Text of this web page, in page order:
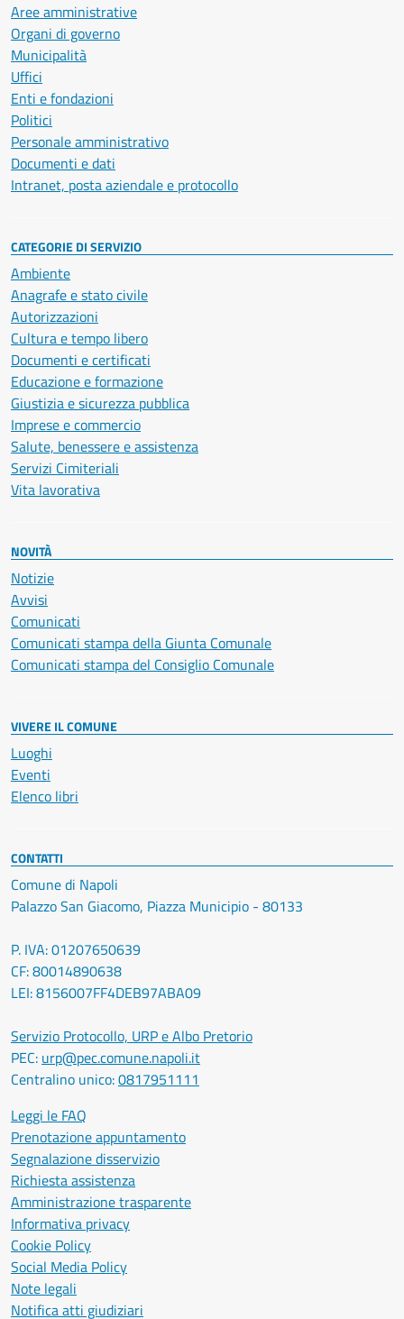
Aree amministrative
Organi di governo
Municipalità
Uffici
Enti e fondazioni
Politici
Personale amministrativo
Documenti e dati
Intranet, posta aziendale e protocollo
CATEGORIE DI SERVIZIO
Ambiente
Anagrafe e stato civile
Autorizzazioni
Cultura e tempo libero
Documenti e certificati
Educazione e formazione
Giustizia e sicurezza pubblica
Imprese e commercio
Salute, benessere e assistenza
Servizi Cimiteriali
Vita lavorativa
NOVITÀ
Notizie
Avvisi
Comunicati
Comunicati stampa della Giunta Comunale
Comunicati stampa del Consiglio Comunale
VIVERE IL COMUNE
Luoghi
Eventi
Elenco libri
CONTATTI
Comune di Napoli
Palazzo San Giacomo, Piazza Municipio - 80133
P. IVA: 01207650639
CF: 80014890638
LEI: 8156007FF4DEB97ABA09
Servizio Protocollo, URP e Albo Pretorio
PEC: urp@pec.comune.napoli.it
Centralino unico:0817951111
Leggi le FAQ
Prenotazione appuntamento
Segnalazione disservizio
Richiesta assistenza
Amministrazione trasparente
Informativa privacy
Cookie Policy
Social Media Policy
Note legali
Notifica atti giudiziari